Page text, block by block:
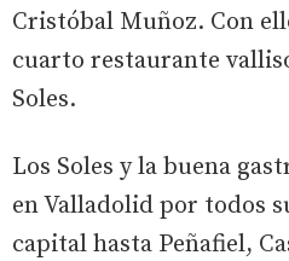
Cristóbal Muñoz. Con
cuarto restaurante
Soles.
Los Soles y la buena
en Valladolid por todos
capital hasta Peñafiel,